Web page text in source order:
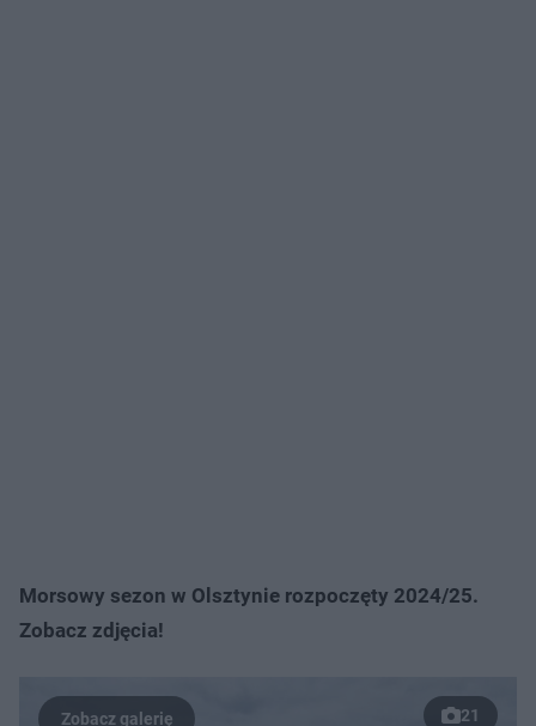
Morsowy sezon w Olsztynie rozpoczęty 2024/25.
Zobacz zdjęcia!
21